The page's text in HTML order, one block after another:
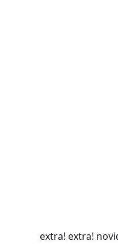
extra! extra!